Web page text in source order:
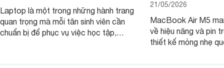
Laptop là một trong những hành trang
quan trọng mà mỗi tân sinh viên cần
chuẩn bị để phục vụ việc học tập,
21/05/2026
MacBook Air M5
về hiệu năng và pin
thiết kế mỏng nhẹ